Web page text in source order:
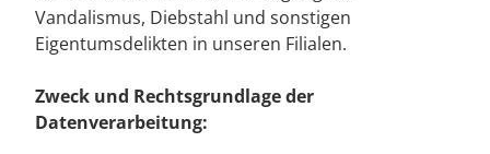
Vandalismus, Diebstahl und sonstigen
Eigentumsdelikten in unseren Filialen.
Zweck und Rechtsgrundlage der
Datenverarbeitung: